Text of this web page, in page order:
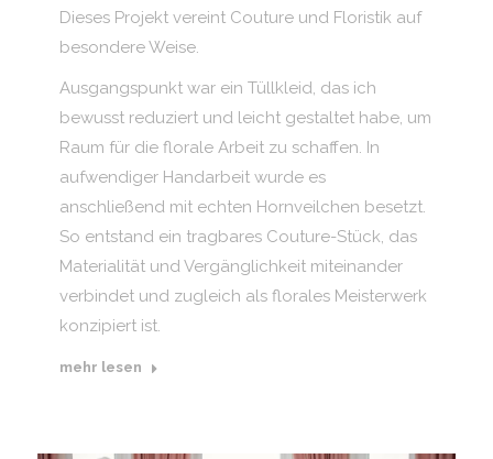
Dieses Projekt vereint Couture und Floristik auf
besondere Weise.
Ausgangspunkt war ein Tüllkleid, das ich
bewusst reduziert und leicht gestaltet habe, um
Raum für die florale Arbeit zu schaffen. In
aufwendiger Handarbeit wurde es
anschließend mit echten Hornveilchen besetzt.
So entstand ein tragbares Couture-Stück, das
Materialität und Vergänglichkeit miteinander
verbindet und zugleich als florales Meisterwerk
konzipiert ist.
mehr lesen